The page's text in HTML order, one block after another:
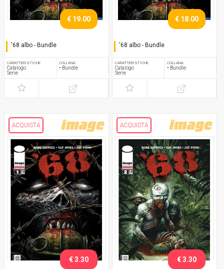
'68 albo - Bundle
€ 19.00
CARATTERISTICHE
Catalogo
Serie
COLLANA
• Bundle
'68 albo - Bundle
€ 18.00
CARATTERISTICHE
Catalogo
Serie
COLLANA
• Bundle
ACQUISTA
€ 3.30
ACQUISTA
€ 3.30